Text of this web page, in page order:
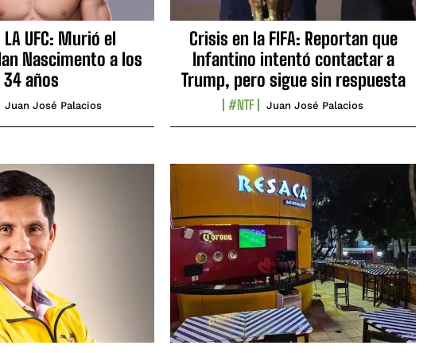
LA UFC: Murió el
Nascimento a los
34 años
Juan José Palacios
Crisis en la FIFA: Reportan que
Infantino intentó contactar a
Trump, pero sigue sin respuesta
#NTF Juan José Palacios